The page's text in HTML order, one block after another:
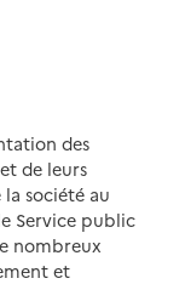
des
de leurs
société au
Service public
nombreux
et